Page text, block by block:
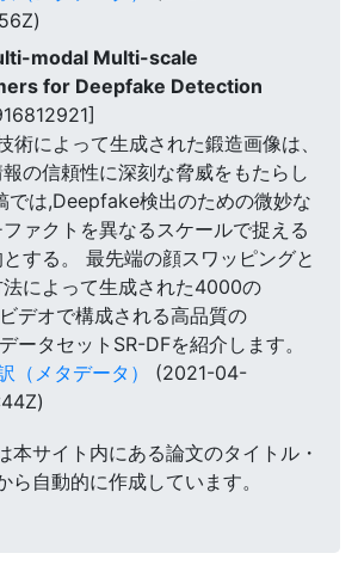
modal Multi-scale
for Deepfake Detection
術によって生成された鍛造画像は、
の信頼性に深刻な脅威をもたらし
では,Deepfake検出のための微妙な
ァクトを異なるスケールで捉える
する。 最先端の顔スワッピングと
によって生成された4000の
デオで構成される高品質の
ータセットSR-DFを紹介します。
（メタデータ）
(2021-04-
本サイト内にある論文のタイトル・
ら自動的に作成しています。